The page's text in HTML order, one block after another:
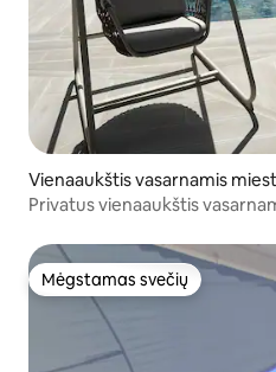
Vienaaukštis vasarnamis
Privatus vienaaukštis
Mėgstamas svečių
Mėgstamas svečių